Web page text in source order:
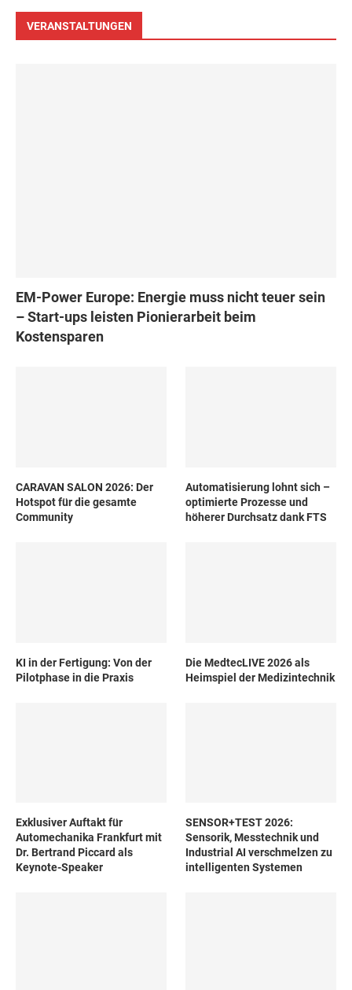
VERANSTALTUNGEN
EM-Power Europe: Energie muss nicht teuer sein
– Start-ups leisten Pionierarbeit beim
Kostensparen
CARAVAN SALON 2026: Der
Hotspot für die gesamte
Community
Automatisierung lohnt sich –
optimierte Prozesse und
höherer Durchsatz dank FTS
KI in der Fertigung: Von der
Pilotphase in die Praxis
Die MedtecLIVE 2026 als
Heimspiel der Medizintechnik
Exklusiver Auftakt für
Automechanika Frankfurt mit
Dr. Bertrand Piccard als
Keynote-Speaker
SENSOR+TEST 2026:
Sensorik, Messtechnik und
Industrial AI verschmelzen zu
intelligenten Systemen